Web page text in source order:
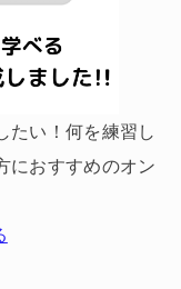
たい！何を練習し
におすすめのオン